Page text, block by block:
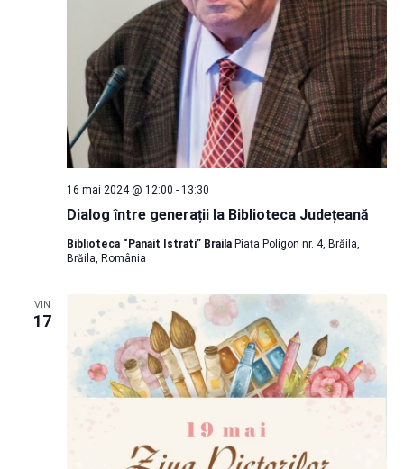
Dialog între generații la Biblioteca Județeană
16 mai 2024 @ 12:00 - 13:30
Biblioteca “Panait Istrati” Braila Piața Poligon nr. 4, Brăila,
Brăila, România
VIN
17